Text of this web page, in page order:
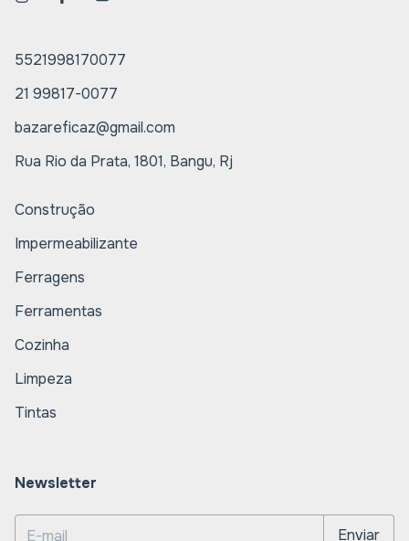
5521998170077
21 99817-0077
bazareficaz@gmail.com
Rua Rio da Prata, 1801, Bangu, Rj
Construção
Impermeabilizante
Ferragens
Ferramentas
Cozinha
Limpeza
Tintas
Newsletter